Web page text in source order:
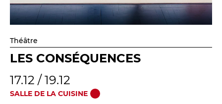
Théâtre
LES CONSÉQUENCES
17.12 / 19.12
SALLE DE LA CUISINE